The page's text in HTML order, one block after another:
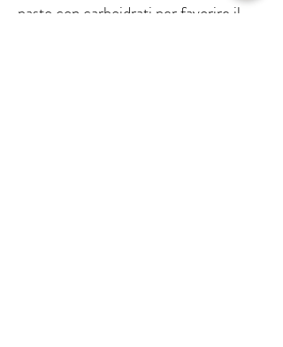
pasto con carboidrati per favorire il